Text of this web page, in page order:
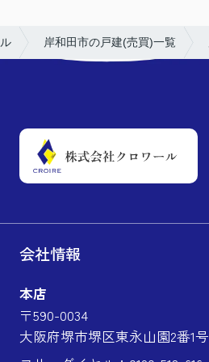
岸和田市の戸建(売買)一覧
会社情報
本店
〒590-0034
大阪府堺市堺区東永山園2番1号